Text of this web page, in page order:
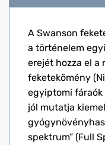
A Swanson
a történelem
erejét hozza el a
feketekömény
egyiptomi fáraók
jól mutatja
spektrum” (Full